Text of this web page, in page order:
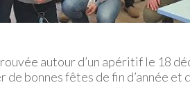
autour d’un apéritif le 18
bonnes fêtes de fin d’année et